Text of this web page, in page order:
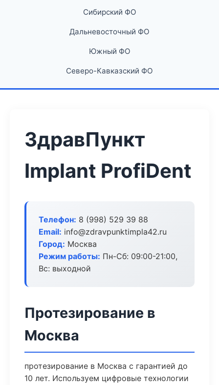
Сибирский ФО
Дальневосточный ФО
Южный ФО
Северо-Кавказский ФО
ЗдравПункт
Implant ProfiDent
Телефон: 8 (998) 529 39 88
Email: info@zdravpunktimpla42.ru
Город: Москва
Режим работы: Пн-Сб: 09:00-21:00,
Вс: выходной
Протезирование в
Москва
протезирование в Москва с гарантией до
10 лет. Используем цифровые технологии